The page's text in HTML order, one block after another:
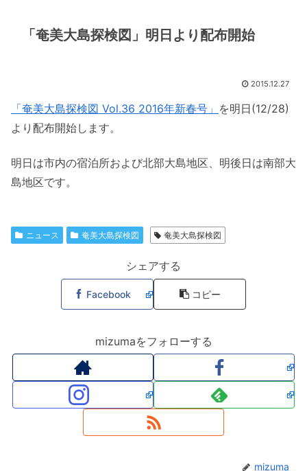
「奄美大島探検図」明日より配布開始
2015.12.27
「奄美大島探検図 Vol.36 2016年新春号」 を明日(12/28)
より配布開始します。
明日は市内の宿泊所および北部大島地区、明後日は南部大
島地区です。
ニュース 奄美大島探検図 奄美大島探検図
シェアする
Facebook コピー
mizumaをフォローする
mizuma